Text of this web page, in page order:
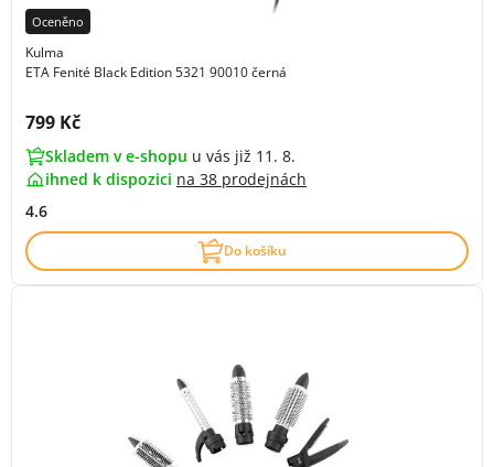
Oceněno
Kulma
ETA Fenité Black Edition 5321 90010 černá
Cena s DPH:
799 Kč
Skladem v e-shopu u vás již 11. 8.
ihned k dispozici na 38 prodejnách
4.6
Do košíku